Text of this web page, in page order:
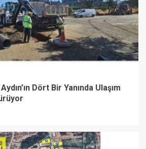
Dört Bir Yanında Ulaşım